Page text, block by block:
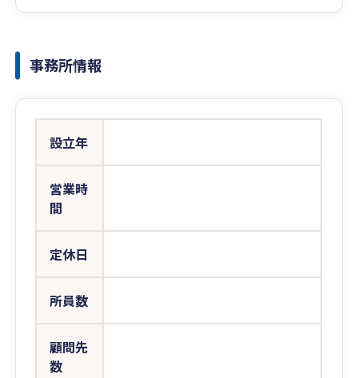
事務所情報
設立年
営業時
間
定休日
所員数
顧問先
数